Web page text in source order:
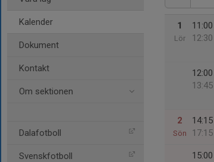
Kalender
Dokument
Kontakt
Om sektionen
Dalafotboll
Svenskfotboll
1
Lör
11:00
12:30
12:00
13:45
2
Sön
14:15
17:15
15:00